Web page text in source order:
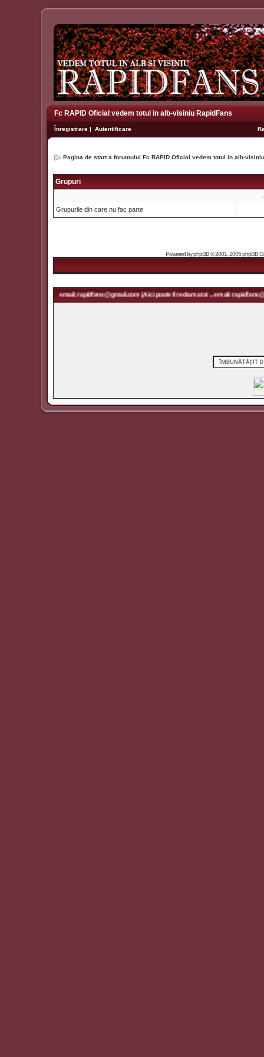
Fc RAPID Oficial vedem totul in alb-visiniu RapidFans
Înregistrare | Autentificare
Pagina de start a forumului Fc RAPID Oficial vedem totul in alb-
Grupuri
Grupurile din care nu fac parte
Powered byphpBB© 2001, 2005 phpBB
fi reclama ta! ... email: rapidfans@gmail.com | Aici poate fi reclama ta! ... email: